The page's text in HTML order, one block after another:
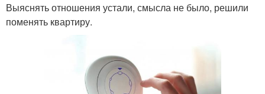
Выяснять отношения устали, смысла не было, решили
поменять квартиру.